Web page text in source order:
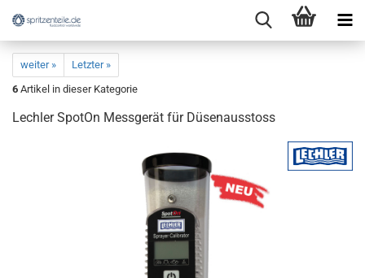
weiter »
Letzter »
6 Artikel in dieser Kategorie
Lechler SpotOn Messgerät für Düsenausstoss